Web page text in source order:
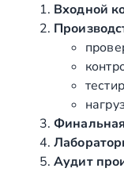
Входной
Аудит